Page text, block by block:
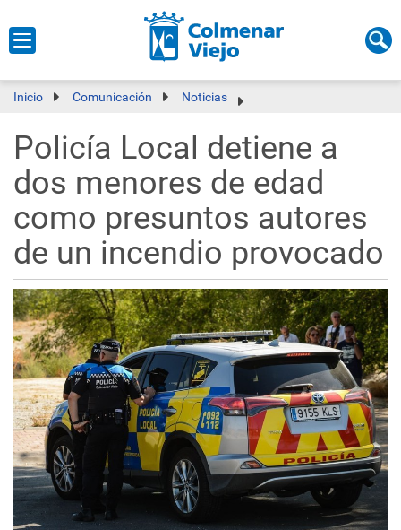
Inicio Comunicación Noticias
Policía Local detiene a
dos menores de edad
como presuntos autores
de un incendio provocado